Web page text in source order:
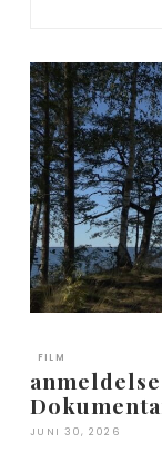
FILM
JUNI 30, 2026